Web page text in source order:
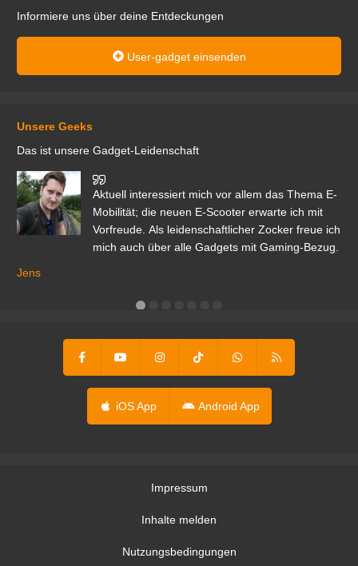
Informiere uns über deine Entdeckungen
User-gadget einsenden
Unsere Geeks
Das ist unsere Gadget-Leidenschaft
Aktuell interessiert mich vor allem das Thema E-
Mobilität; die neuen E-Scooter erwarte ich mit
Vorfreude. Als leidenschaftlicher Zocker freue ich
mich auch über alle Gadgets mit Gaming-Bezug.
Jens
iOS App Android App
Impressum
Inhalte melden
Nutzungsbedingungen